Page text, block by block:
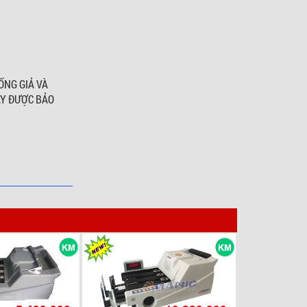
GIẢ VÀ
ĐƯỢC BẢO